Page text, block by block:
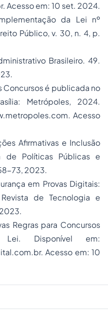
em: 10 set. 2024.
da Lei nº
Público, v. 30, n. 4, p.
Brasileiro. 49.
Concursos é publicada no
Metrópoles, 2024.
Acesso
Afirmativas e Inclusão
de Políticas Públicas e
58-73, 2023.
em Provas Digitais:
Revista de Tecnologia e
Regras para Concursos
Lei. Disponível em:
Acesso em: 10